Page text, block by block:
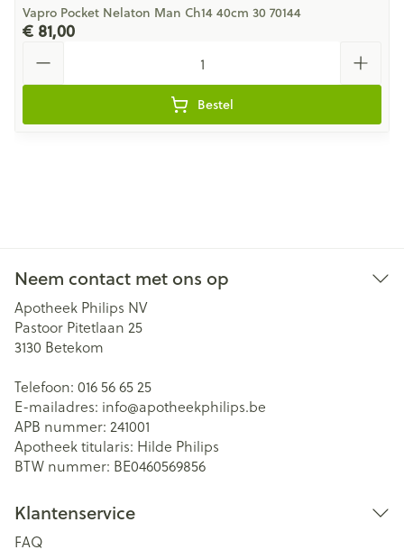
Vapro Pocket Nelaton Man Ch14 40cm 30 70144
€ 81,00
Bestel
Neem contact met ons op
Apotheek Philips NV
Pastoor Pitetlaan 25
3130 Betekom
Telefoon: 016 56 65 25
E-mailadres: info@apotheekphilips.be
APB nummer: 241001
Apotheek titularis: Hilde Philips
BTW nummer: BE0460569856
Klantenservice
FAQ